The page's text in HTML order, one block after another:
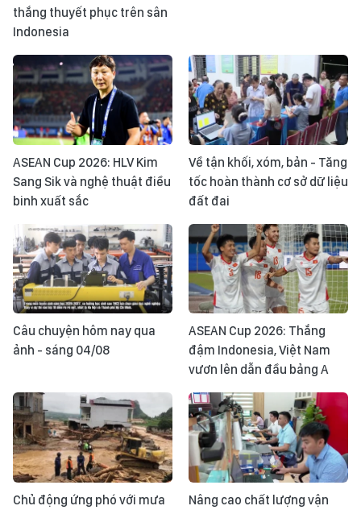
thắng thuyết phục trên sân
Indonesia
ASEAN Cup 2026: HLV Kim
Sang Sik và nghệ thuật điều
binh xuất sắc
Về tận khối, xóm, bản - Tăng
tốc hoàn thành cơ sở dữ liệu
đất đai
Câu chuyện hôm nay qua
ảnh - sáng 04/08
ASEAN Cup 2026: Thắng
đậm Indonesia, Việt Nam
vươn lên dẫn đầu bảng A
Chủ động ứng phó với mưa
Nâng cao chất lượng vận